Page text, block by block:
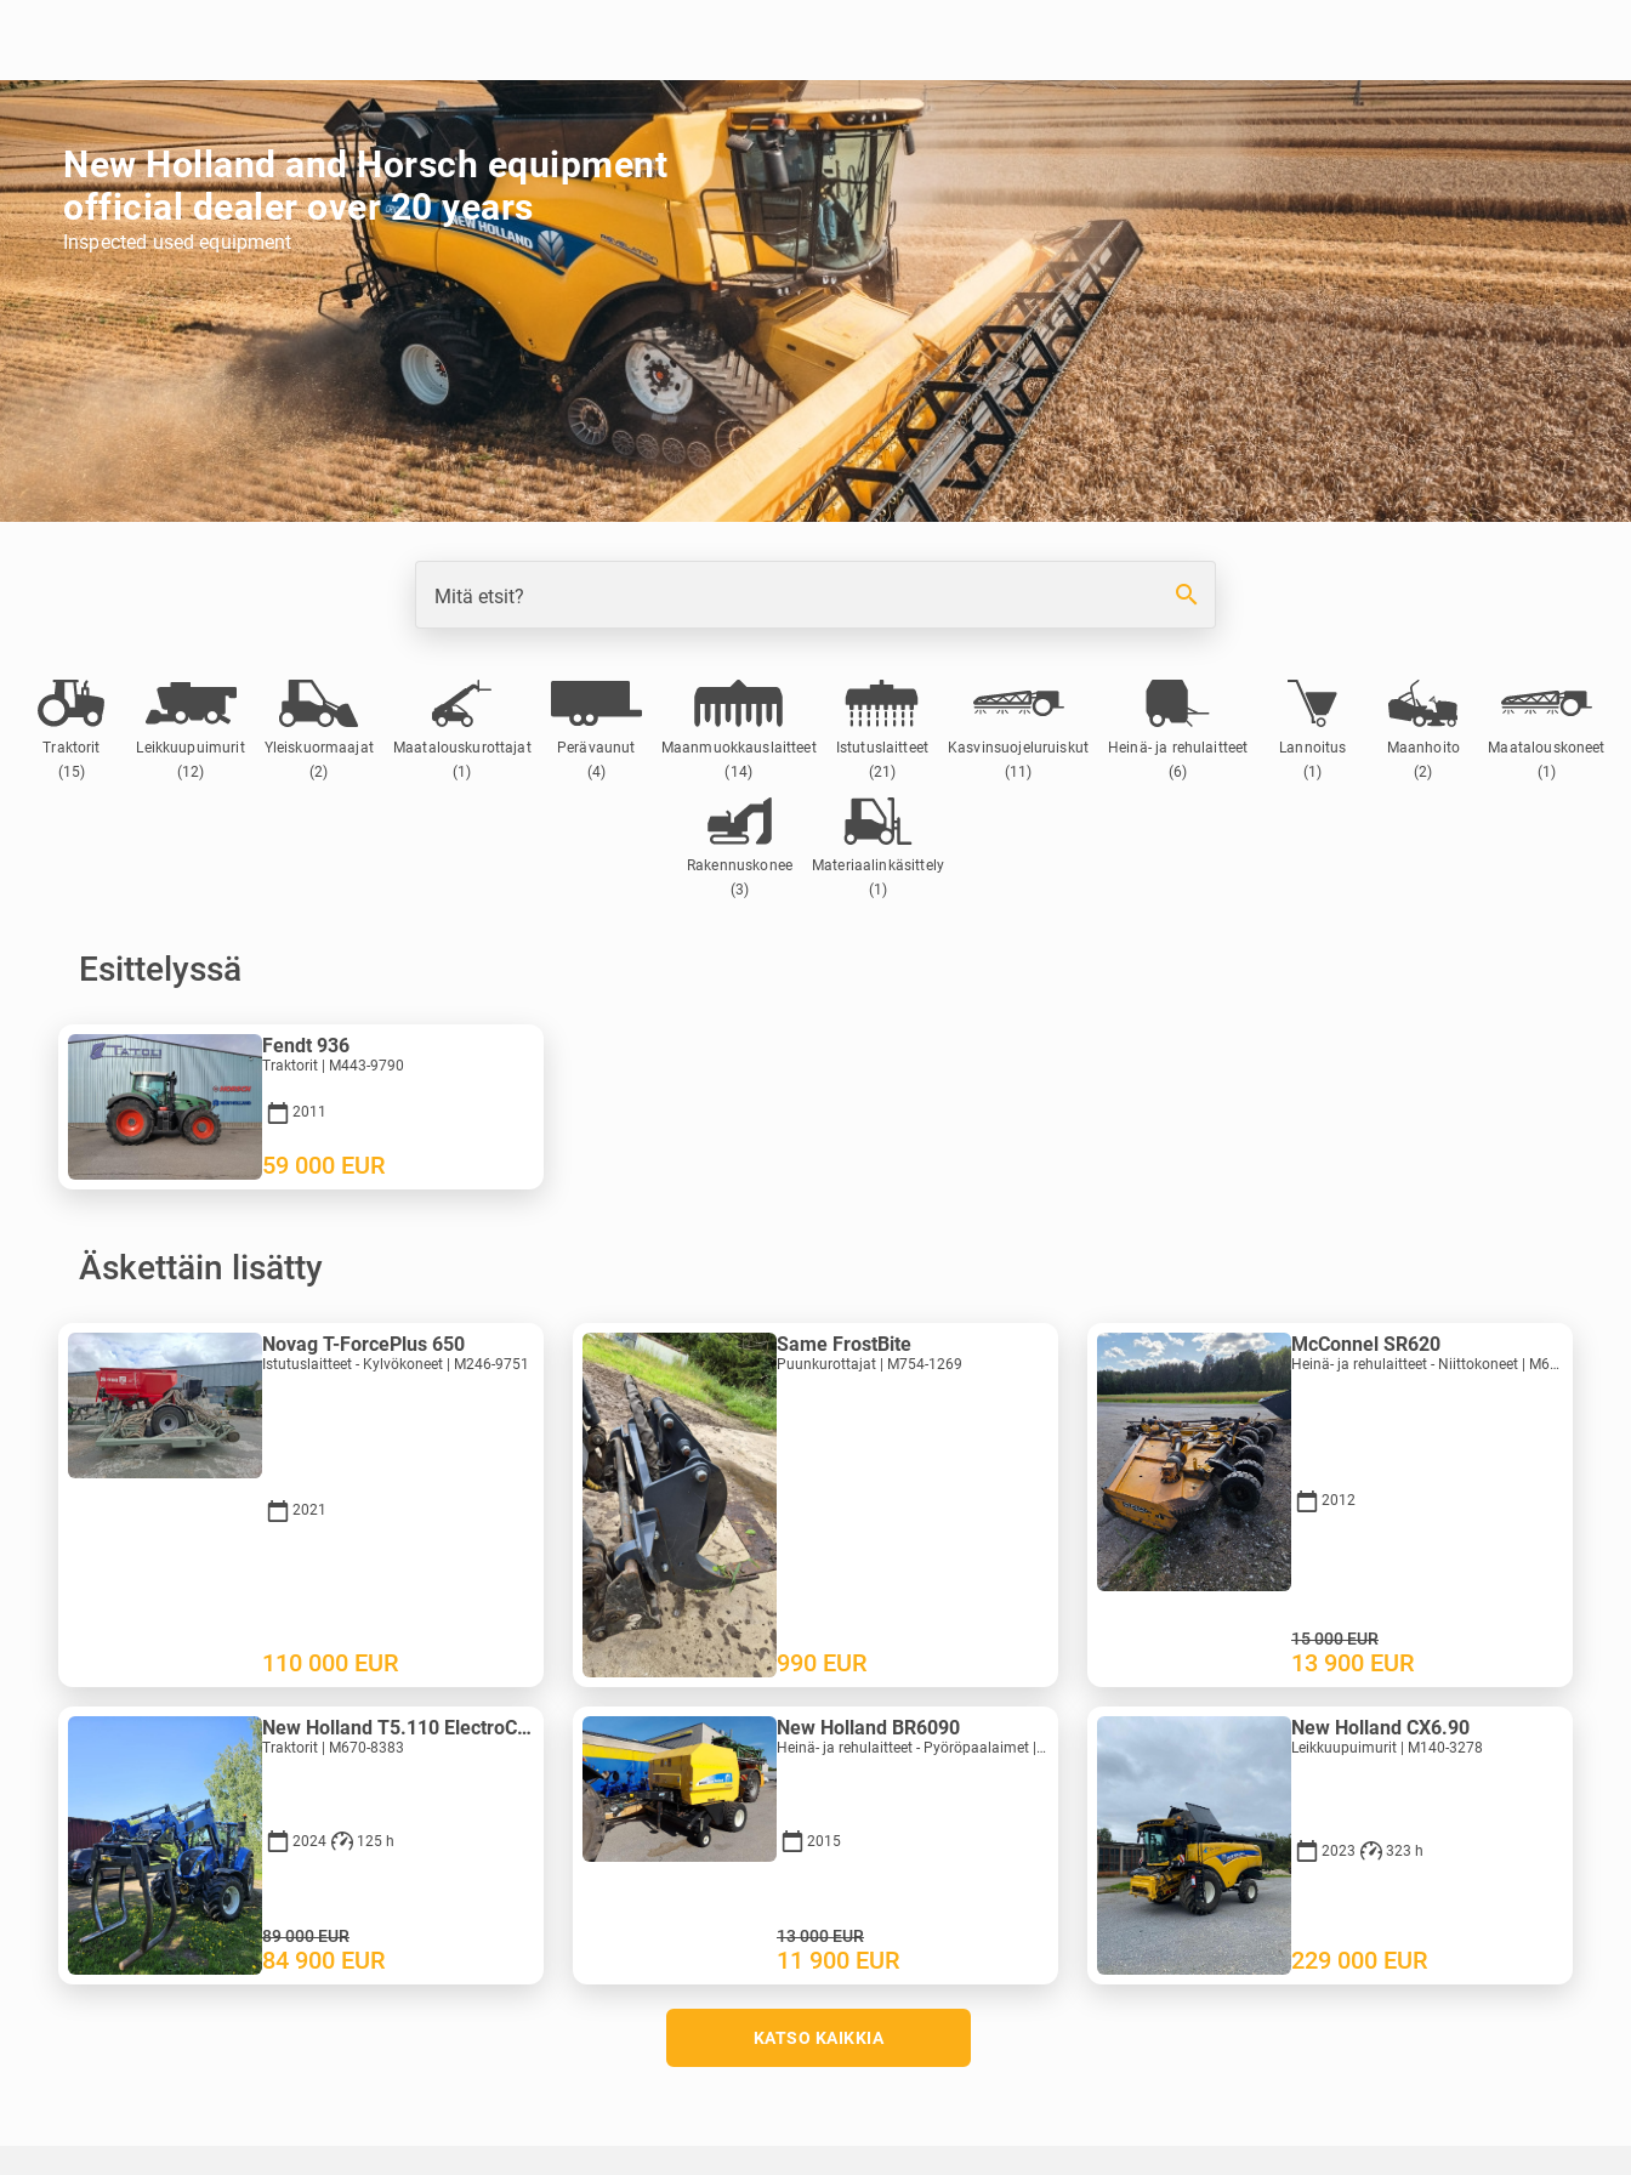
New Holland and Horsch equipment
official dealer over 20 years
Inspected used equipment
Mitä etsit? search
Traktorit
(15)
Leikkuupuimurit
(12)
Yleiskuormaajat
(2)
Maatalouskurottajat
(1)
Perävaunut
(4)
Maanmuokkauslaitteet
(14)
Istutuslaitteet
(21)
Kasvinsuojeluruiskut
(11)
Heinä- ja rehulaitteet
(6)
Lannoitus
(1)
Maanhoito
(2)
Maatalouskoneet
(1)
Rakennuskonee
(3)
Materiaalinkäsittely
(1)
Esittelyssä
Fendt 936
Traktorit | M443-9790
2011
59 000 EUR
Äskettäin lisätty
Novag T-ForcePlus 650
Istutuslaitteet - Kylvökoneet | M246-9751
2021
110 000 EUR
Same FrostBite
Puunkurottajat | M754-1269
990 EUR
McConnel SR620
Heinä- ja rehulaitteet - Niittokoneet | M620-1071
2012
15 000EUR
13 900 EUR
New Holland T5.110 ElectroCommand
Traktorit | M670-8383
2024 125 h
89 000EUR
84 900 EUR
New Holland BR6090
Heinä- ja rehulaitteet - Pyöröpaalaimet | M388-0128
2015
13 000EUR
11 900 EUR
New Holland CX6.90
Leikkuupuimurit | M140-3278
2023 323 h
229 000 EUR
KATSO KAIKKIA